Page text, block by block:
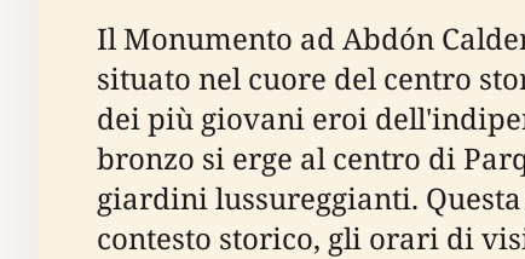
Il Monumento ad Abdón
situato nel cuore del centro
dei più giovani eroi
bronzo si erge al centro di
giardini lussureggianti.
contesto storico, gli orari di